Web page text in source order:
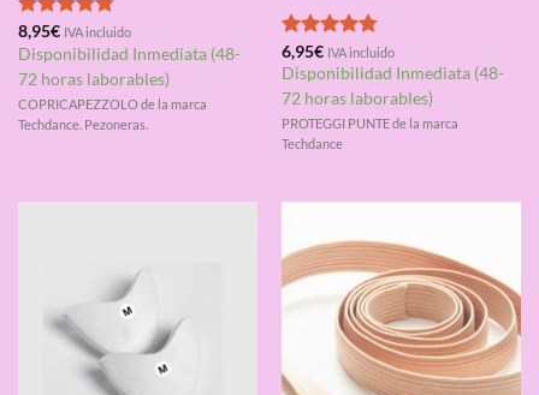
Valorado
con4.75
de 5
8,95€ IVA incluido
Disponibilidad Inmediata (48-
72 horas laborables)
COPRICAPEZZOLO de la marca
Techdance. Pezoneras.
Valorado
con4.75
de 5
6,95€ IVA incluido
Disponibilidad Inmediata (48-
72 horas laborables)
PROTEGGI PUNTE de la marca
Techdance